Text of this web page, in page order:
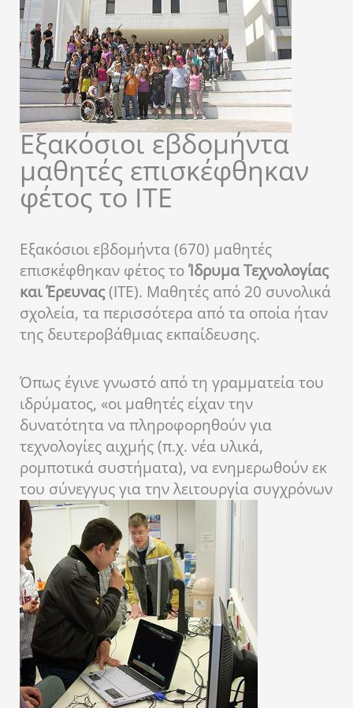
Εξακόσιοι εβδομήντα
μαθητές επισκέφθηκαν
φέτος το ΙΤΕ
Εξακόσιοι εβδομήντα (670) μαθητές
επισκέφθηκαν φέτος τοΊδρυμα Τεχνολογίας
και Έρευνας(ΙΤΕ). Μαθητές από 20 συνολικά
σχολεία, τα περισσότερα από τα οποία ήταν
της δευτεροβάθμιας εκπαίδευσης.
Όπως έγινε γνωστό από τη γραμματεία του
ιδρύματος, «οι μαθητές είχαν την
δυνατότητα να πληροφορηθούν για
τεχνολογίες αιχμής (π.χ. νέα υλικά,
ρομποτικά συστήματα), να ενημερωθούν εκ
του σύνεγγυς για την λειτουργία συγχρόνων